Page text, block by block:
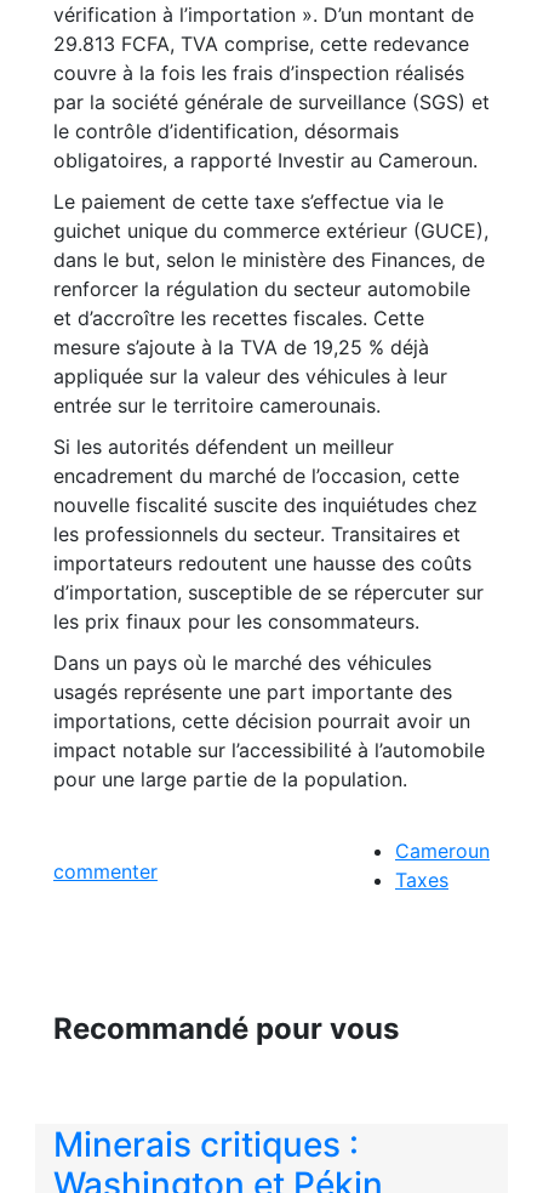
vérification à l’importation ». D’un montant de
29.813 FCFA, TVA comprise, cette redevance
couvre à la fois les frais d’inspection réalisés
par la société générale de surveillance (SGS) et
le contrôle d’identification, désormais
obligatoires, a rapporté Investir au Cameroun.
Le paiement de cette taxe s’effectue via le
guichet unique du commerce extérieur (GUCE),
dans le but, selon le ministère des Finances, de
renforcer la régulation du secteur automobile
et d’accroître les recettes fiscales. Cette
mesure s’ajoute à la TVA de 19,25 % déjà
appliquée sur la valeur des véhicules à leur
entrée sur le territoire camerounais.
Si les autorités défendent un meilleur
encadrement du marché de l’occasion, cette
nouvelle fiscalité suscite des inquiétudes chez
les professionnels du secteur. Transitaires et
importateurs redoutent une hausse des coûts
d’importation, susceptible de se répercuter sur
les prix finaux pour les consommateurs.
Dans un pays où le marché des véhicules
usagés représente une part importante des
importations, cette décision pourrait avoir un
impact notable sur l’accessibilité à l’automobile
pour une large partie de la population.
commenter
Cameroun
Taxes
Recommandé pour vous
Minerais critiques :